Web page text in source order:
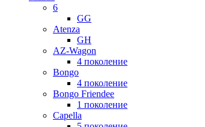
6
GG
Atenza
GH
AZ-Wagon
4 поколение
Bongo
4 поколение
Bongo Friendee
1 поколение
Capella